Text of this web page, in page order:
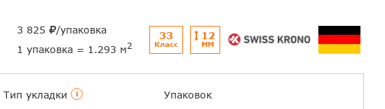
3 825
/упаковка
1 упаковка = 1.293 м2
33
Класс
12
ММ
Тип укладки i Упаковок